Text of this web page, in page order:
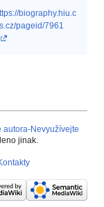
biography.hiu.c
pageid/7961
autora-Nevyužívejte
jinak.